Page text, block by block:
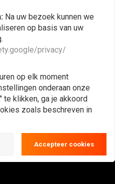
ook groot in kleding & onderhoud!
(The Netherlands)
Na uw bezoek kunnen we
op basis van uw
privacy/
op elk moment
onderaan onze
te klikken, ga je akkoord
zoals beschreven in
Accepteer cookies